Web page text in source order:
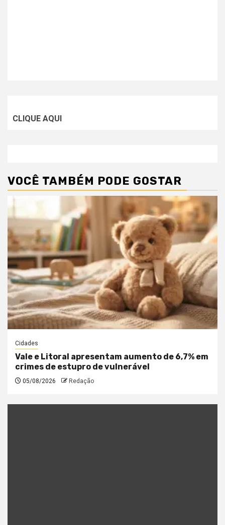
CLIQUE AQUI
VOCÊ TAMBÉM PODE GOSTAR
Cidades
Vale e Litoral apresentam aumento de 6,7% em
crimes de estupro de vulnerável
05/08/2026 Redação